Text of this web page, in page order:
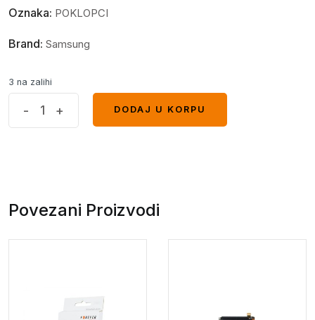
Oznaka: POKLOPCI
Brand: Samsung
3 na zalihi
S21
- +
DODAJ U KORPU
Povezani Proizvodi